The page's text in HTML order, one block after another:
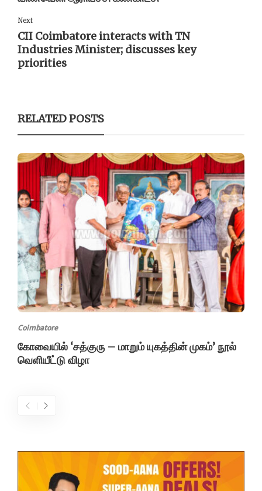
Next
CII Coimbatore interacts with TN
Industries Minister; discusses key
priorities
RELATED POSTS
Coimbatore
கோவையில் ‘சத்குரு – மாறும் யுகத்தின் முகம்’ நூல்
வெளியீட்டு விழா